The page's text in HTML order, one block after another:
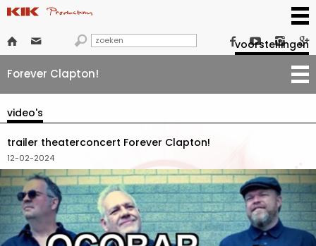
      
voorstellingen
Forever Clapton!
video's
trailer theaterconcert Forever Clapton!
12-02-2024